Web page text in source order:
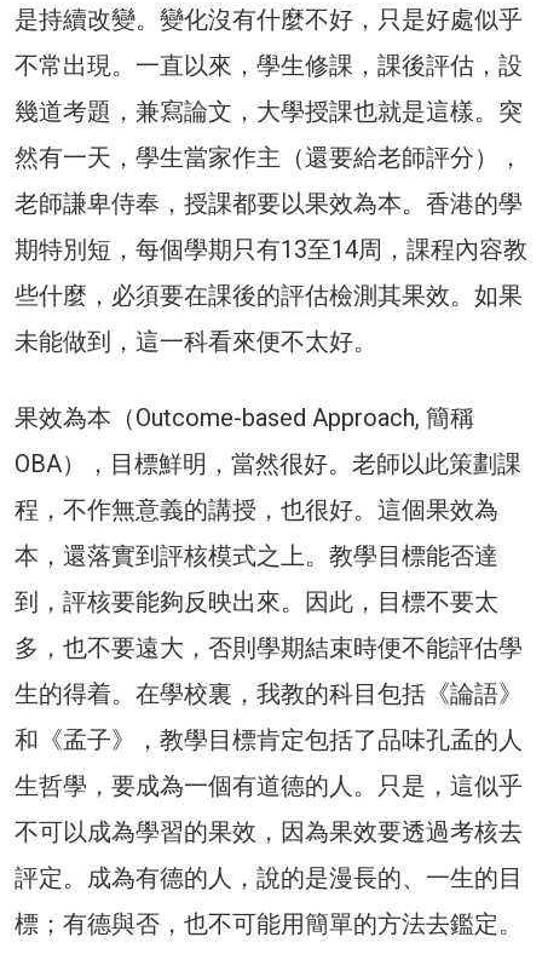
是持續改變。變化沒有什麼不好，只是好處似乎
不常出現。一直以來，學生修課，課後評估，設
幾道考題，兼寫論文，大學授課也就是這樣。突
然有一天，學生當家作主（還要給老師評分），
老師謙卑侍奉，授課都要以果效為本。香港的學
期特別短，每個學期只有13至14周，課程內容教
些什麼，必須要在課後的評估檢測其果效。如果
未能做到，這一科看來便不太好。
果效為本（Outcome-based Approach, 簡稱
OBA），目標鮮明，當然很好。老師以此策劃課
程，不作無意義的講授，也很好。這個果效為
本，還落實到評核模式之上。教學目標能否達
到，評核要能夠反映出來。因此，目標不要太
多，也不要遠大，否則學期結束時便不能評估學
生的得着。在學校裏，我教的科目包括《論語》
和《孟子》，教學目標肯定包括了品味孔孟的人
生哲學，要成為一個有道德的人。只是，這似乎
不可以成為學習的果效，因為果效要透過考核去
評定。成為有德的人，說的是漫長的、一生的目
標；有德與否，也不可能用簡單的方法去鑑定。